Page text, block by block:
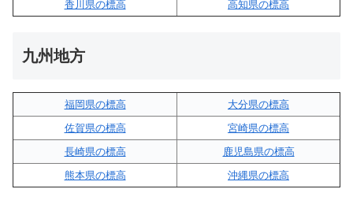
香川県の標高
高知県の標高
九州地方
福岡県の標高
大分県の標高
佐賀県の標高
宮崎県の標高
長崎県の標高
鹿児島県の標高
熊本県の標高
沖縄県の標高